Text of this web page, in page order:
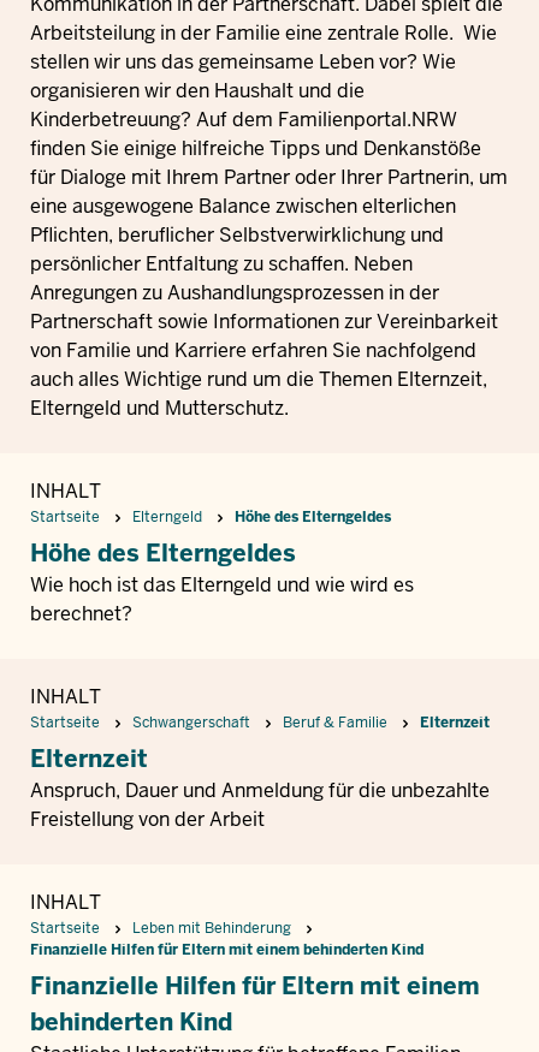
Arbeitsteilung in der Familie eine zentrale Rolle. Wie
stellen wir uns das gemeinsame Leben vor? Wie
organisieren wir den Haushalt und die
Kinderbetreuung? Auf dem Familienportal.NRW
finden Sie einige hilfreiche Tipps und Denkanstöße
für Dialoge mit Ihrem Partner oder Ihrer Partnerin, um
eine ausgewogene Balance zwischen elterlichen
Pflichten, beruflicher Selbstverwirklichung und
persönlicher Entfaltung zu schaffen. Neben
Anregungen zu Aushandlungsprozessen in der
Partnerschaft sowie Informationen zur Vereinbarkeit
von Familie und Karriere erfahren Sie nachfolgend
auch alles Wichtige rund um die Themen Elternzeit,
Elterngeld und Mutterschutz.
INHALT
Startseite Elterngeld Höhe des Elterngeldes
Höhe des Elterngeldes
Wie hoch ist das Elterngeld und wie wird es
berechnet?
INHALT
Startseite Schwangerschaft Beruf & Familie Elternzeit
Elternzeit
Anspruch, Dauer und Anmeldung für die unbezahlte
Freistellung von der Arbeit
INHALT
Startseite
Leben mit Behinderung
Finanzielle Hilfen für Eltern mit einem behinderten Kind
Finanzielle Hilfen für Eltern mit einem
behinderten Kind